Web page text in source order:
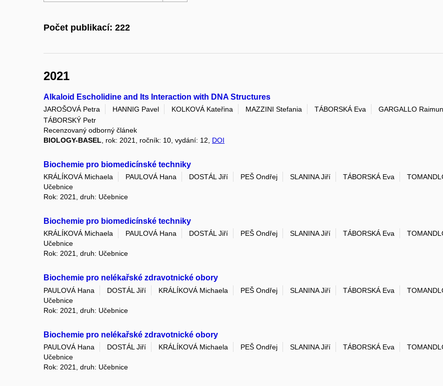
Počet publikací: 222
2021
Alkaloid Escholidine and Its Interaction with DNA Structures
JAROŠOVÁ Petra HANNIG Pavel KOLKOVÁ Kateřina MAZZINI Stefania TÁBORSKÁ Eva GARGALLO
TÁBORSKÝ Petr
Recenzovaný odborný článek
BIOLOGY-BASEL , rok: 2021, ročník: 10, vydání: 12, DOI
Biochemie pro biomedicínské techniky
KRÁLÍKOVÁ Michaela PAULOVÁ Hana DOSTÁL Jiří PEŠ Ondřej SLANINA Jiří TÁBORSKÁ Eva
Učebnice
Rok: 2021, druh: Učebnice
Biochemie pro biomedicínské techniky
KRÁLÍKOVÁ Michaela PAULOVÁ Hana DOSTÁL Jiří PEŠ Ondřej SLANINA Jiří TÁBORSKÁ Eva
Učebnice
Rok: 2021, druh: Učebnice
Biochemie pro nelékařské zdravotnické obory
PAULOVÁ Hana DOSTÁL Jiří KRÁLÍKOVÁ Michaela PEŠ Ondřej SLANINA Jiří TÁBORSKÁ Eva
Učebnice
Rok: 2021, druh: Učebnice
Biochemie pro nelékařské zdravotnické obory
PAULOVÁ Hana DOSTÁL Jiří KRÁLÍKOVÁ Michaela PEŠ Ondřej SLANINA Jiří TÁBORSKÁ Eva
Učebnice
Rok: 2021, druh: Učebnice